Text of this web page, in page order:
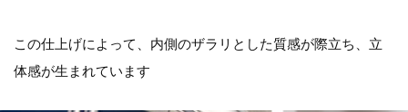
この仕上げによって、内側のザラリとした質感が際立ち、立
体感が生まれています